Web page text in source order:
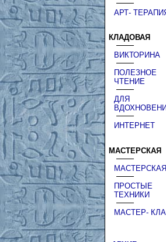
АРТ-
КЛАДОВАЯ
ВИКТОРИНА
ПОЛЕЗНОЕ
ЧТЕНИЕ
ДЛЯ
ИНТЕРНЕТ
МАСТЕРСКАЯ
МАСТЕРСКАЯ
ПРОСТЫЕ
ТЕХНИКИ
МАСТЕР-